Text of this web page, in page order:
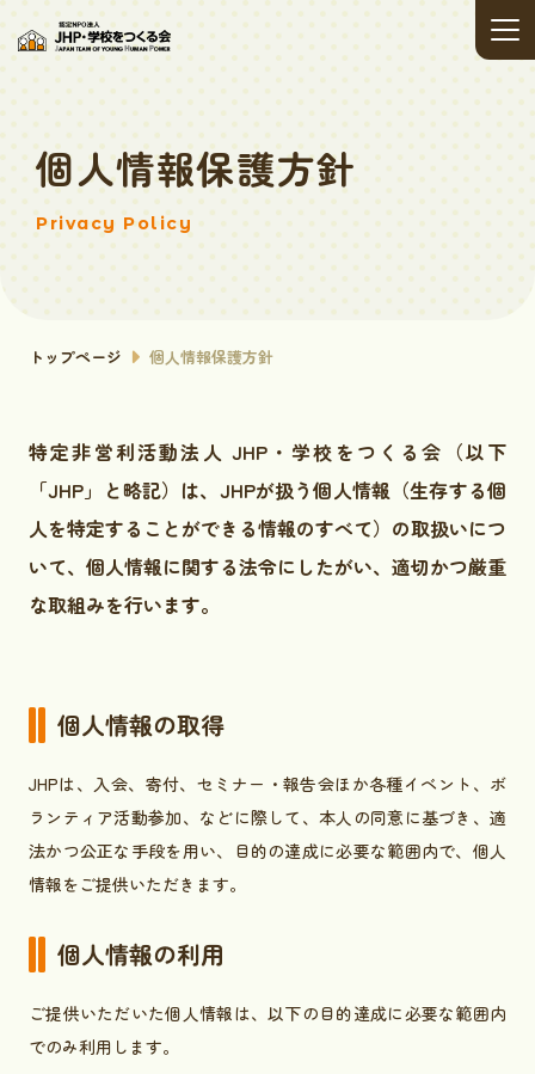
個人情報保護方針
Privacy Policy
トップページ 個人情報保護方針
特定非営利活動法人 JHP・学校をつくる会（以下
「JHP」と略記）は、JHPが扱う個人情報（生存する個
人を特定することができる情報のすべて）の取扱いにつ
いて、個人情報に関する法令にしたがい、適切かつ厳重
な取組みを行います。
個人情報の取得
JHPは、入会、寄付、セミナー・報告会ほか各種イベント、ボ
ランティア活動参加、などに際して、本人の同意に基づき、適
法かつ公正な手段を用い、目的の達成に必要な範囲内で、個人
情報をご提供いただきます。
個人情報の利用
ご提供いただいた個人情報は、以下の目的達成に必要な範囲内
でのみ利用します。